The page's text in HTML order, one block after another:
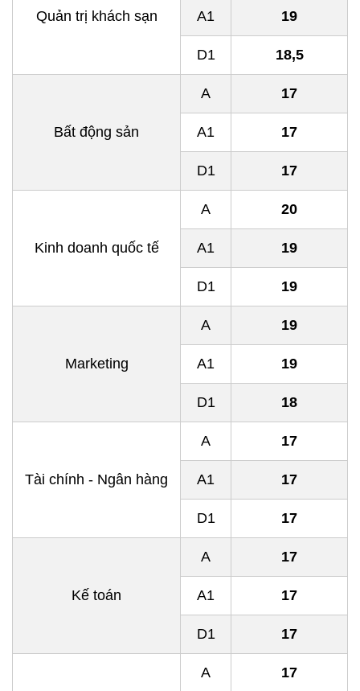
Quản trị khách sạn A1 19
D1 18,5
Bất động sản
A 17
A1 17
D1 17
Kinh doanh quốc tế
A 20
A1 19
D1 19
Marketing
A 19
A1 19
D1 18
Tài chính - Ngân hàng
A 17
A1 17
D1 17
Kế toán
A 17
A1 17
D1 17
A 17